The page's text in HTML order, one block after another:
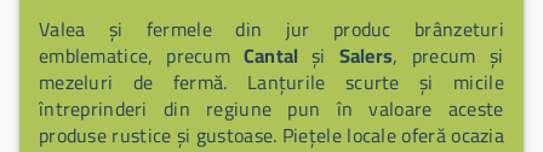
Valea și fermele din jur produc brânzeturi
emblematice, precum Cantal și Salers, precum și
mezeluri de fermă. Lanțurile scurte și micile
întreprinderi din regiune pun în valoare aceste
produse rustice și gustoase. Piețele locale oferă ocazia